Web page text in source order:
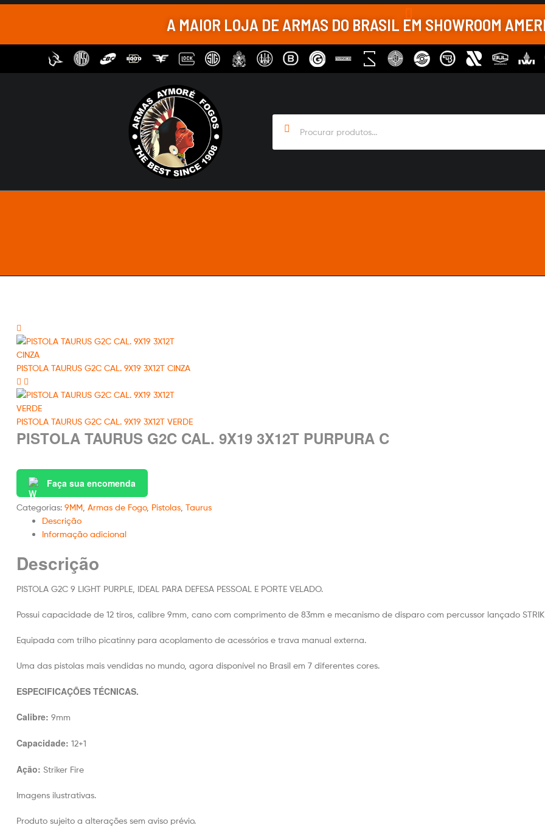
A MAIOR LOJA DE ARMAS DO BRASIL EM SHOWROOM
Sob Encomenda
PISTOLA TAURUS G2C CAL. 9X19 3X12T CINZA
PISTOLA TAURUS G2C CAL. 9X19 3X12T VERDE
PISTOLA TAURUS G2C CAL. 9X19 3X12T PURPURA C
Faça sua encomenda
Categorias: 9MM Armas de Fogo, Pistolas Taurus
Descrição
Informação adicional
Descrição
PISTOLA G2C 9 LIGHT PURPLE, IDEAL PARA DEFESA PESSOAL E PORTE VELADO.
Possui capacidade de 12 tiros, calibre 9mm, cano com comprimento de 83mm e mecanismo de disparo com percussor lançado
Equipada com trilho picatinny para acoplamento de acessórios e trava manual externa.
Uma das pistolas mais vendidas no mundo, agora disponível no Brasil em 7 diferentes cores.
ESPECIFICAÇÕES TÉCNICAS.
Calibre: 9mm
Capacidade: 12+1
Ação: Striker Fire
Imagens ilustrativas.
Produto sujeito a alterações sem aviso prévio.